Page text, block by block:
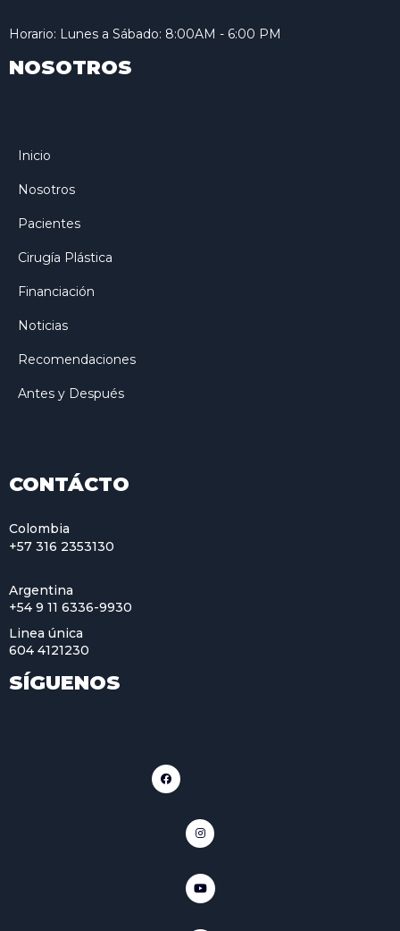
Horario: Lunes a Sábado: 8:00AM - 6:00 PM
NOSOTROS
Inicio
Nosotros
Pacientes
Cirugía Plástica
Financiación
Noticias
Recomendaciones
Antes y Después
CONTÁCTO
Colombia
+57 316 2353130
Argentina
+54 9 11 6336-9930
Linea única
604 4121230
SÍGUENOS